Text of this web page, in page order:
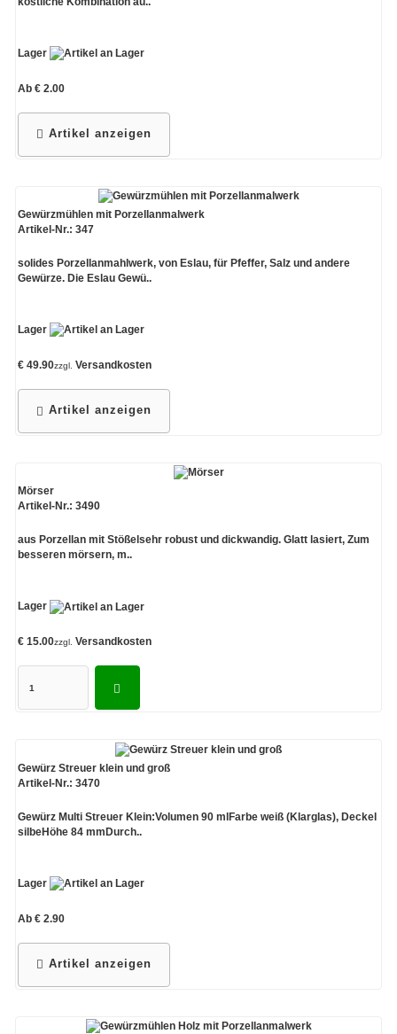
Lager
Ab € 2.00
Artikel anzeigen
Gewürzmühlen mit Porzellanmalwerk
Artikel-Nr.: 347
solides Porzellanmahlwerk, von Eslau, für Pfeffer, Salz und andere
Gewürze. Die Eslau Gewü..
Lager
€ 49.90zzgl. Versandkosten
Artikel anzeigen
Mörser
Artikel-Nr.: 3490
aus Porzellan mit Stößelsehr robust und dickwandig. Glatt lasiert, Zum
besseren mörsern, m..
Lager
€ 15.00zzgl. Versandkosten
Gewürz Streuer klein und groß
Artikel-Nr.: 3470
Gewürz Multi Streuer Klein:Volumen 90 mlFarbe weiß (Klarglas), Deckel
silbeHöhe 84 mmDurch..
Lager
Ab € 2.90
Artikel anzeigen